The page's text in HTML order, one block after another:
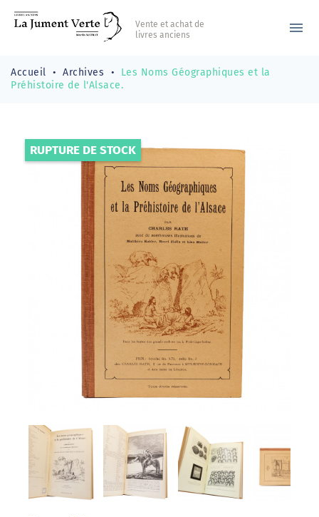
Vente et achat de
livres anciens
menu
Accueil Archives
Les Noms Géographiques et la
Préhistoire de l'Alsace.
RUPTURE DE STOCK